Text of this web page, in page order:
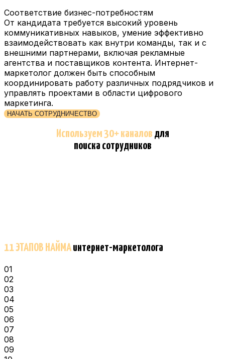
Соответствие бизнес-потребностям
От кандидата требуется высокий уровень
коммуникативных навыков, умение эффективно
взаимодействовать как внутри команды, так и с
внешними партнерами, включая рекламные
агентства и поставщиков контента. Интернет-
маркетолог должен быть способным
координировать работу различных подрядчиков и
управлять проектами в области цифрового
маркетинга.
НАЧАТЬ СОТРУДНИЧЕСТВО
Используем 30+ каналов для
поиска сотрудников
11 ЭТАПОВ НАЙМАинтернет-маркетолога
01
02
03
04
05
06
07
08
09